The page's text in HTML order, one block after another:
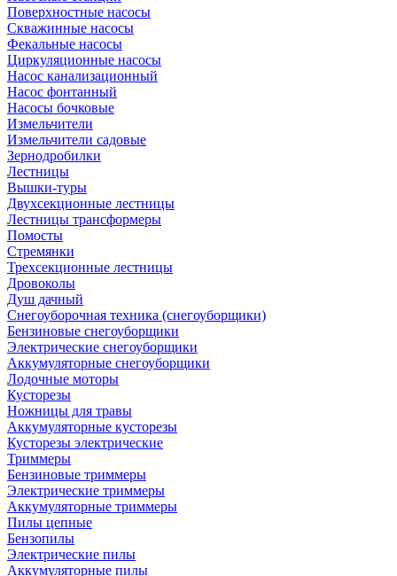
Поверхностные насосы
Скважинные насосы
Фекальные насосы
Циркуляционные насосы
Насос канализационный
Насос фонтанный
Насосы бочковые
Измельчители
Измельчители садовые
Зернодробилки
Лестницы
Вышки-туры
Двухсекционные лестницы
Лестницы трансформеры
Помосты
Стремянки
Трехсекционные лестницы
Дровоколы
Душ дачный
Снегоуборочная техника (снегоуборщики)
Бензиновые снегоуборщики
Электрические снегоуборщики
Аккумуляторные снегоуборщики
Лодочные моторы
Кусторезы
Ножницы для травы
Аккумуляторные кусторезы
Кусторезы электрические
Триммеры
Бензиновые триммеры
Электрические триммеры
Аккумуляторные триммеры
Пилы цепные
Бензопилы
Электрические пилы
Аккумуляторные пилы